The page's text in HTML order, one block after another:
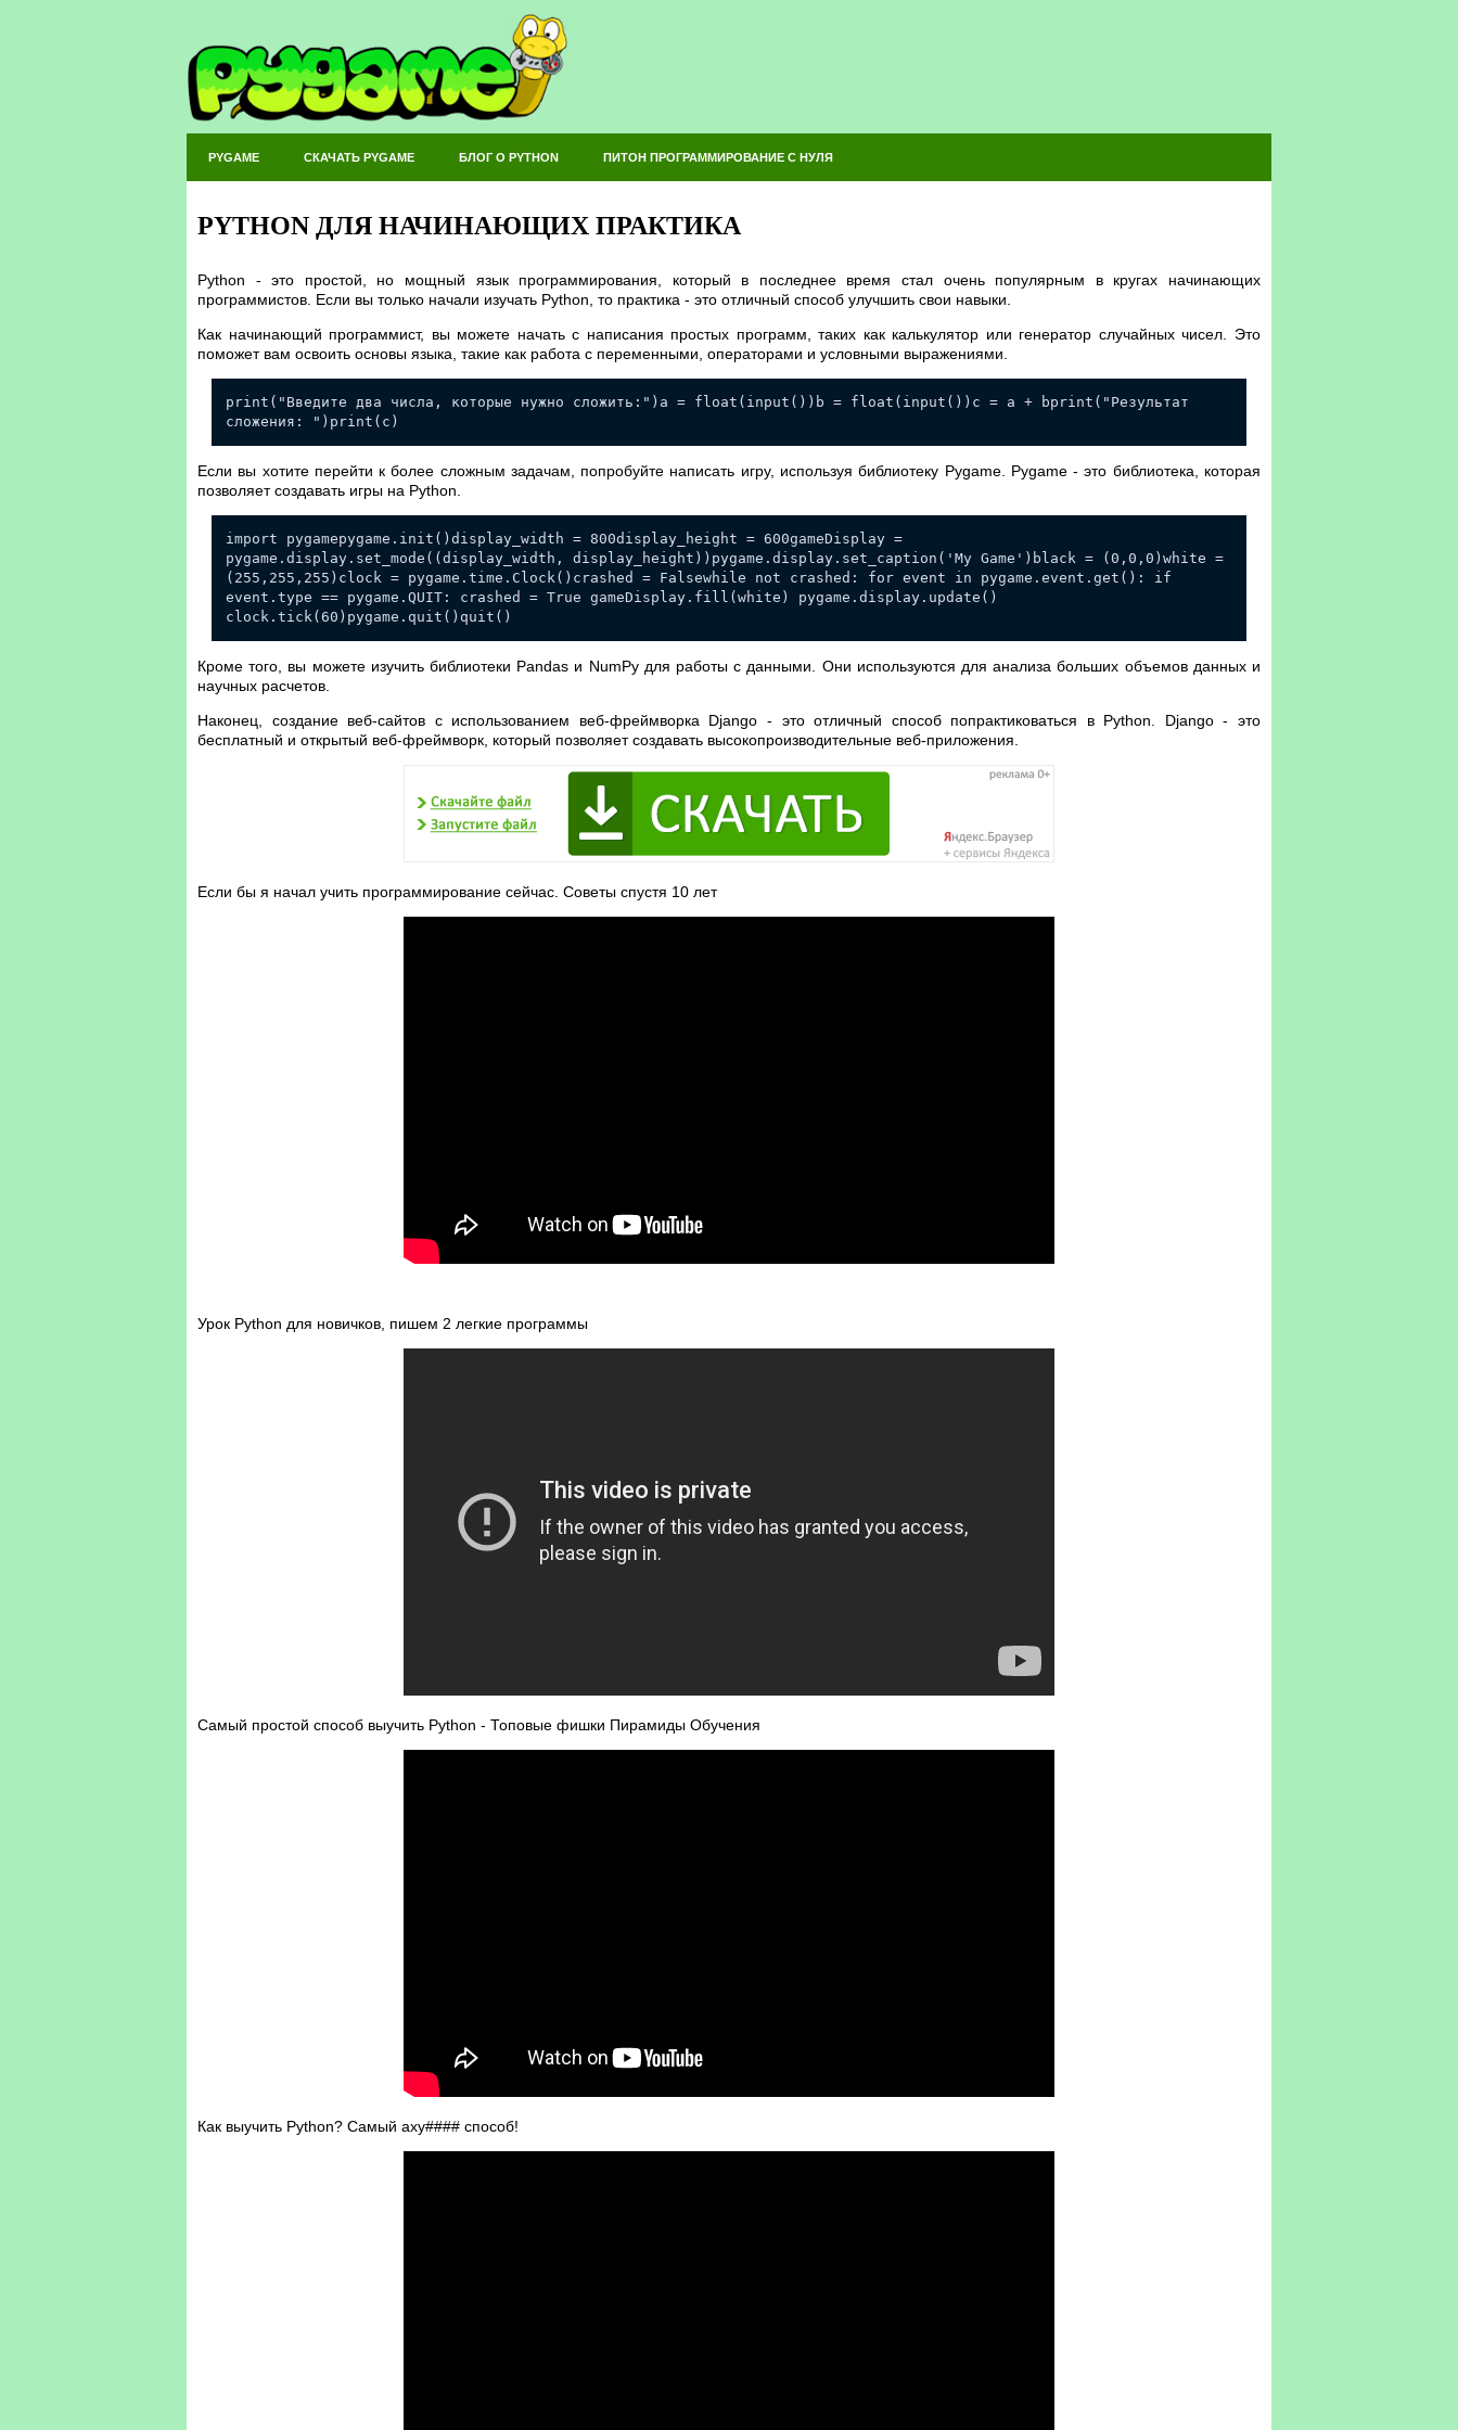
PYGAME СКАЧАТЬ PYGAME БЛОГ О PYTHON ПИТОН ПРОГРАММИРОВАНИЕ С НУЛЯ
PYTHON ДЛЯ НАЧИНАЮЩИХ ПРАКТИКА
Python - это простой, но мощный язык программирования, который в последнее время стал очень популярным в кругах начинающих
программистов. Если вы только начали изучать Python, то практика - это отличный способ улучшить свои навыки.
Как начинающий программист, вы можете начать с написания простых программ, таких как калькулятор или генератор случайных чисел. Это
поможет вам освоить основы языка, такие как работа с переменными, операторами и условными выражениями.
print("Введите два числа, которые нужно сложить:")a = float(input())b = float(input())c = a + bprint("Результат
сложения: ")print(c)
Если вы хотите перейти к более сложным задачам, попробуйте написать игру, используя библиотеку Pygame. Pygame - это библиотека, которая
позволяет создавать игры на Python.
import pygamepygame.init()display_width = 800display_height = 600gameDisplay =
pygame.display.set_mode((display_width, display_height))pygame.display.set_caption('My Game')black = (0,0,0)white =
(255,255,255)clock = pygame.time.Clock()crashed = Falsewhile not crashed: for event in pygame.event.get(): if
event.type == pygame.QUIT: crashed = True gameDisplay.fill(white) pygame.display.update()
clock.tick(60)pygame.quit()quit()
Кроме того, вы можете изучить библиотеки Pandas и NumPy для работы с данными. Они используются для анализа больших объемов данных и
научных расчетов.
Наконец, создание веб-сайтов с использованием веб-фреймворка Django - это отличный способ попрактиковаться в Python. Django - это
бесплатный и открытый веб-фреймворк, который позволяет создавать высокопроизводительные веб-приложения.
Если бы я начал учить программирование сейчас. Советы спустя 10 лет
Урок Python для новичков, пишем 2 легкие программы
Самый простой способ выучить Python - Топовые фишки Пирамиды Обучения
Как выучить Python? Самый аху#### способ!